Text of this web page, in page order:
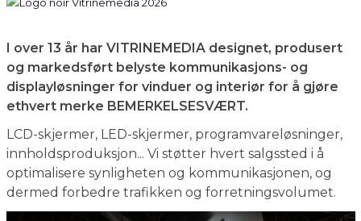
I over 13 år har VITRINEMEDIA designet, produsert
og markedsført belyste kommunikasjons- og
displayløsninger for vinduer og interiør for å gjøre
ethvert merke BEMERKELSESVÆRT.
LCD-skjermer, LED-skjermer, programvareløsninger,
innholdsproduksjon... Vi støtter hvert salgssted i å
optimalisere synligheten og kommunikasjonen, og
dermed forbedre trafikken og forretningsvolumet.